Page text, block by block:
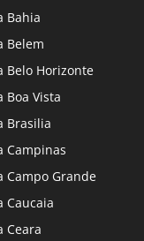
Bahia
Belem
Belo Horizonte
Boa Vista
Brasilia
Campinas
Campo Grande
Caucaia
Ceara